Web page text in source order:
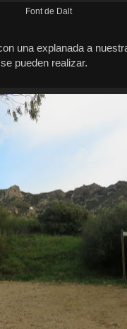
Font de Dalt
una explanada a
pueden realizar.